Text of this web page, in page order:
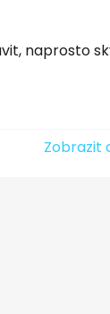
5 z 5
naprosto
Zobrazit